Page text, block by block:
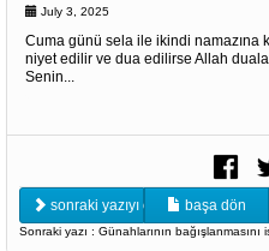
July 3, 2025
Cuma günü sela ile ikindi namazına
niyet edilir ve dua edilirse Allah
Senin...
sonraki yazıyı oku başa dön
Sonraki yazı : Günahlarının